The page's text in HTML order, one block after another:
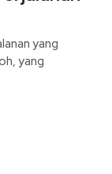
yang
yang